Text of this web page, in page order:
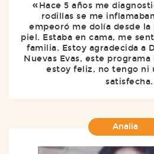
Hace 5 años me
rodillas se me
empeoró me dolía desde
piel. Estaba en cama, me
familia. Estoy agradecida a
Nuevas Evas, este
estoy feliz, no tengo ni
satisfecha.
Analia